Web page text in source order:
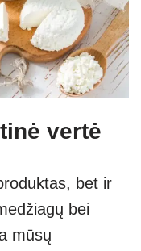
vertė
bet ir
bei
mūsų